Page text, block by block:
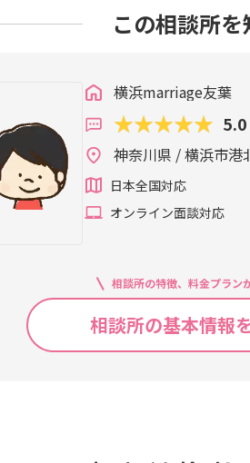
この相談所を
横浜marriage友葉
5.0
神奈川県 / 横浜市港
日本全国対応
オンライン面談対応
相談所の特徴、料金プラン
相談所の基本情報